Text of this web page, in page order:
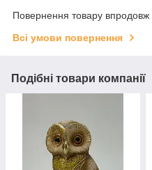
Повернення товару впродовж
Всі умови повернення
Подібні товари компанії